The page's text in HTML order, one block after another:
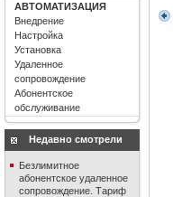
АВТОМАТИЗАЦИЯ
Внедрение
Настройка
Установка
Удаленное
сопровождение
Абонентское
обслуживание
Недавно смотрели
Безлимитное
абонентское удаленное
сопровождение. Тариф